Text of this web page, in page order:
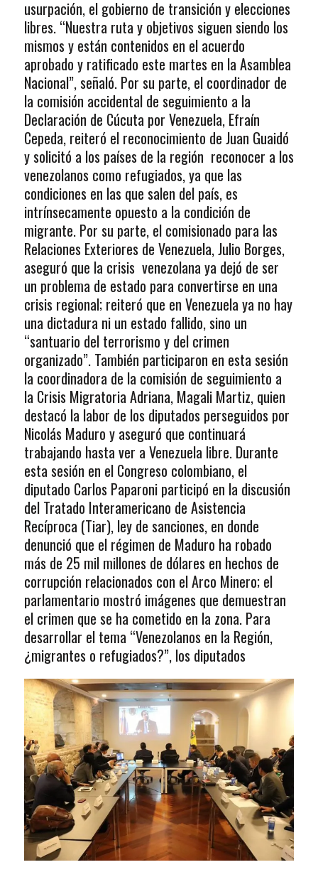
usurpación, el gobierno de transición y elecciones
libres. “Nuestra ruta y objetivos siguen siendo los
mismos y están contenidos en el acuerdo
aprobado y ratificado este martes en la Asamblea
Nacional”, señaló. Por su parte, el coordinador de
la comisión accidental de seguimiento a la
Declaración de Cúcuta por Venezuela, Efraín
Cepeda, reiteró el reconocimiento de Juan Guaidó
y solicitó a los países de la región reconocer a los
venezolanos como refugiados, ya que las
condiciones en las que salen del país, es
intrínsecamente opuesto a la condición de
migrante. Por su parte, el comisionado para las
Relaciones Exteriores de Venezuela, Julio Borges,
aseguró que la crisis venezolana ya dejó de ser
un problema de estado para convertirse en una
crisis regional; reiteró que en Venezuela ya no hay
una dictadura ni un estado fallido, sino un
“santuario del terrorismo y del crimen
organizado”. También participaron en esta sesión
la coordinadora de la comisión de seguimiento a
la Crisis Migratoria Adriana, Magali Martiz, quien
destacó la labor de los diputados perseguidos por
Nicolás Maduro y aseguró que continuará
trabajando hasta ver a Venezuela libre. Durante
esta sesión en el Congreso colombiano, el
diputado Carlos Paparoni participó en la discusión
del Tratado Interamericano de Asistencia
Recíproca (Tiar), ley de sanciones, en donde
denunció que el régimen de Maduro ha robado
más de 25 mil millones de dólares en hechos de
corrupción relacionados con el Arco Minero; el
parlamentario mostró imágenes que demuestran
el crimen que se ha cometido en la zona. Para
desarrollar el tema “Venezolanos en la Región,
¿migrantes o refugiados?”, los diputados